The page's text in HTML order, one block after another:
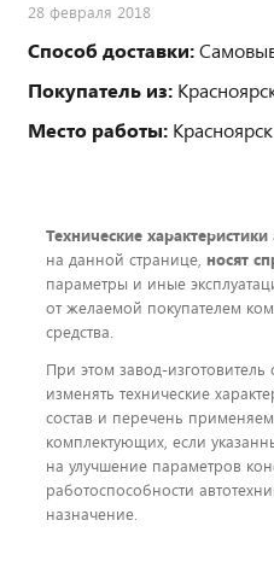
28 февраля 2018
Способ доставки:
Покупатель из:
Место работы: Красноярск
Технические характеристики
на данной странице, носят
параметры и иные
от желаемой покупателем
средства.
При этом завод-изготовитель
изменять технические
состав и перечень
комплектующих, если
на улучшение параметров
работоспособности
назначение.